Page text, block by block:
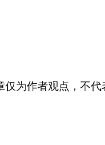
为作者观点，不代